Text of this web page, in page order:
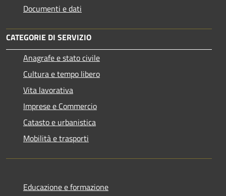
Documenti e dati
CATEGORIE DI SERVIZIO
Anagrafe e stato civile
Cultura e tempo libero
Vita lavorativa
Imprese e Commercio
Catasto e urbanistica
Mobilità e trasporti
Educazione e formazione